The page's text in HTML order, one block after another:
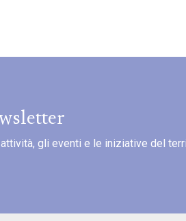
gli eventi e le iniziative del